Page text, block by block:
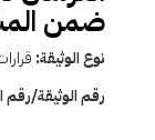
ضمن
نوع الوثيقة:
رقم الوثيقة/